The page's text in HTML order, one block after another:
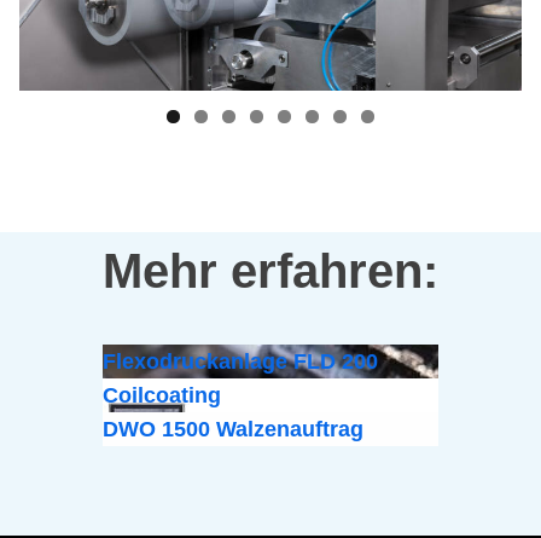
Mehr erfahren:
Flexodruckanlage FLD 200
Coilcoating
DWO 1500 Walzenauftrag